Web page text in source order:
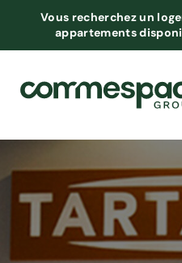
Vous recherchez un
appartements